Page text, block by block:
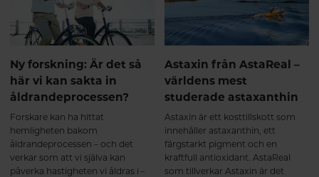
kronisk smärta som orsakas av
något annat än en akut skada.
Ny forskning: Är det så
här vi kan sakta in
åldrandeprocessen?
Forskare kan ha hittat
hemligheten bakom
åldrandeprocessen – och det
verkar som att vi själva kan
påverka hastigheten vi åldras i –
Astaxin från AstaReal –
världens mest
studerade astaxanthin
Astaxin är ett kosttillskott som
innehåller astaxanthin, ett
färgstarkt pigment och en
kraftfull antioxidant. AstaReal
som tillverkar Astaxin är det